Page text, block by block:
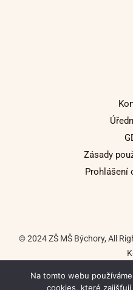
Zásady
Prohlášení
© 2024 ZŠ MŠ Býchory, All
Tvorba
Na tomto webu
cookies, které